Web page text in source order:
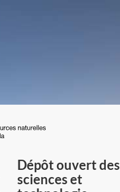
du
Dépôt ouvert des
sciences et